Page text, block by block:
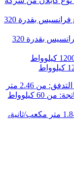
مولد توربيني مائي هيدروليكي من نوع فرانسيس بقدرة 320